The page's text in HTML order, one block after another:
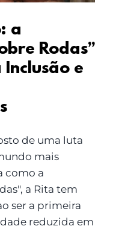
a
Rodas”
e
de uma luta
mais
como a
a Rita tem
ser a primeira
reduzida em